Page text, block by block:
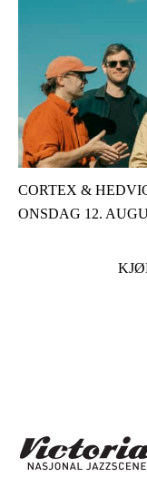
CORTEX &
ONSDAG 12.